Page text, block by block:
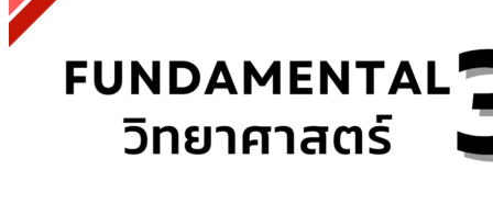
ค้นหา:
คอร์สเรียนออนไลน์